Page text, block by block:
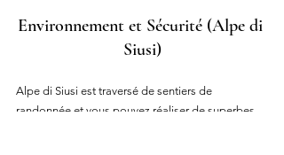
Environnement et Sécurité (Alpe di
Siusi)
Alpe di Siusi est traversé de sentiers de
randonnée et vous pouvez réaliser de superbes